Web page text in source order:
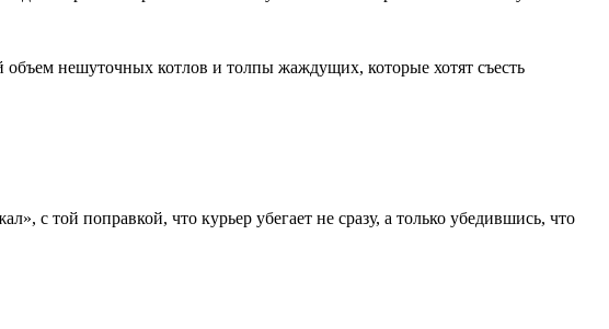
нешуточных котлов и толпы жаждущих, которые хотят съесть
с той поправкой, что курьер убегает не сразу, а только убедившись, что